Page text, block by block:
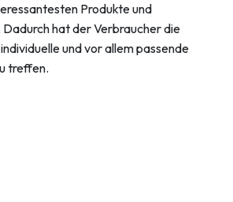
Produkte und
hat der Verbraucher die
und vor allem passende
treffen.